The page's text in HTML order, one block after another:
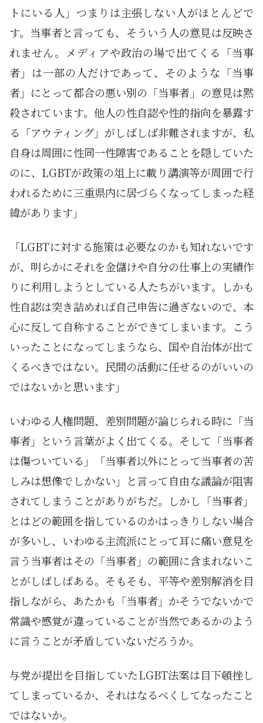
トにいる人」つまりは主張しない人がほとんどで
す。当事者と言っても、そういう人の意見は反映さ
れません。メディアや政治の場で出てくる「当事
者」は一部の人だけであって、そのような「当事
者」にとって都合の悪い別の「当事者」の意見は黙
殺されています。他人の性自認や性的指向を暴露す
る「アウティング」がしばしば非難されますが、私
自身は周囲に性同一性障害であることを隠していた
のに、LGBTが政策の俎上に載り講演等が周囲で行
われるために三重県内に居づらくなってしまった経
緯があります」
「LGBTに対する施策は必要なのかも知れないです
が、明らかにそれを金儲けや自分の仕事上の実績作
りに利用しようとしている人たちがいます。しかも
性自認は突き詰めれば自己申告に過ぎないので、本
心に反して自称することができてしまいます。こう
いったことになってしまうなら、国や自治体が出て
くるべきではない。民間の活動に任せるのがいいの
ではないかと思います」
いわゆる人権問題、差別問題が論じられる時に「当
事者」という言葉がよく出てくる。そして「当事者
は傷ついている」「当事者以外にとって当事者の苦
しみは想像でしかない」と言って自由な議論が阻害
されてしまうことがありがちだ。しかし「当事者」
とはどの範囲を指しているのかはっきりしない場合
が多いし、いわゆる主流派にとって耳に痛い意見を
言う当事者はその「当事者」の範囲に含まれないこ
とがしばしばある。そもそも、平等や差別解消を目
指しながら、あたかも「当事者」かそうでないかで
常識や感覚が違っていることが当然であるかのよう
に言うことが矛盾していないだろうか。
与党が提出を目指していたLGBT法案は目下頓挫し
てしまっているか、それはなるべくしてなったこと
ではないか。